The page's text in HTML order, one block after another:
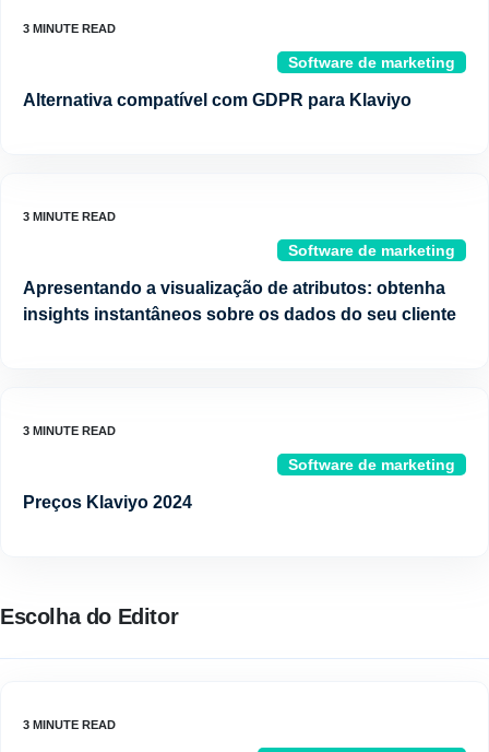
Software de marketing
Alternativa compatível com GDPR para Klaviyo
Software de marketing
Apresentando a visualização de atributos: obtenha
insights instantâneos sobre os dados do seu cliente
Software de marketing
Preços Klaviyo 2024
Escolha do Editor